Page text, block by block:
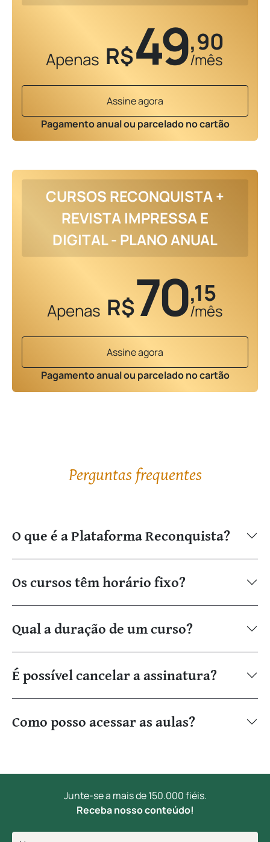
Apenas R$49,90
/mês
Assine agora
Pagamento anual ou parcelado no cartão
CURSOS RECONQUISTA +
REVISTA IMPRESSA E
DIGITAL - PLANO ANUAL
Apenas R$70,15
/mês
Assine agora
Pagamento anual ou parcelado no cartão
Perguntas frequentes
O que é a Plataforma Reconquista?
Os cursos têm horário fixo?
Qual a duração de um curso?
É possível cancelar a assinatura?
Como posso acessar as aulas?
Junte-se a mais de 150.000 fiéis.
Receba nosso conteúdo!